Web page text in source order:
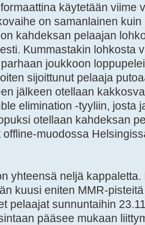
käytetään viime
on samanlainen
kahdeksan pelaajan
Kummastakin lohkosta
joukkoon
sijoittunut pelaaja
jälkeen otellaan
elimination -tyyliin, josta
otellaan kahdeksan
offline-muodossa
yhteensä neljä
kuusi eniten MMR-
pelaajat sunnuntaihin
pääsee mukaan